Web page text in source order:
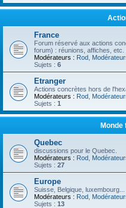
France
Forum réservé aux actions
forum) : réunions, affiches, etc.
Modérateurs : Rod
Sujets : 6
Etranger
Actions concrètes hors de
Modérateurs : Rod
Sujets : 1
Monde
Quebec
discussions pour le Quebec.
Modérateurs : Rod
Sujets : 27
Europe
Suisse, Belgique, luxembourg...
Modérateurs : Rod
Sujets : 13